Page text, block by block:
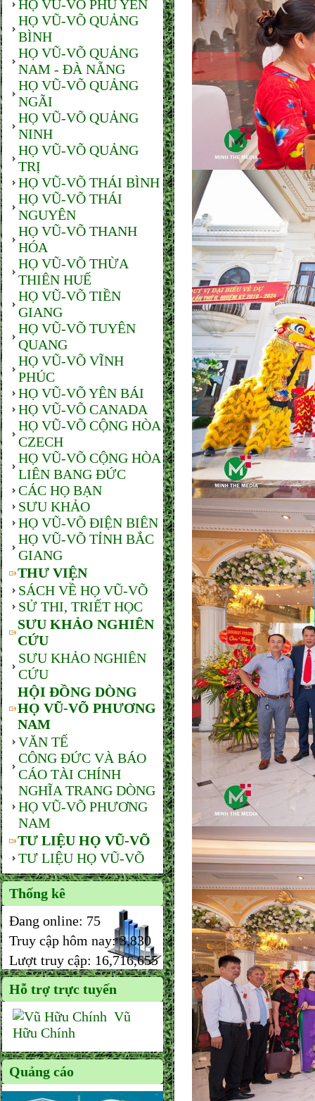
HỌ VŨ-VÕ PHÚ YÊN
HỌ VŨ-VÕ QUẢNG
BÌNH
HỌ VŨ-VÕ QUẢNG
NAM - ĐÀ NẴNG
HỌ VŨ-VÕ QUẢNG
NGÃI
HỌ VŨ-VÕ QUẢNG
NINH
HỌ VŨ-VÕ QUẢNG
TRỊ
HỌ VŨ-VÕ THÁI BÌNH
HỌ VŨ-VÕ THÁI
NGUYÊN
HỌ VŨ-VÕ THANH
HÓA
HỌ VŨ-VÕ THỪA
THIÊN HUẾ
HỌ VŨ-VÕ TIỀN
GIANG
HỌ VŨ-VÕ TUYÊN
QUANG
HỌ VŨ-VÕ VĨNH
PHÚC
HỌ VŨ-VÕ YÊN BÁI
HỌ VŨ-VÕ CANADA
HỌ VŨ-VÕ CỘNG HÒA
CZECH
HỌ VŨ-VÕ CỘNG HÒA
LIÊN BANG ĐỨC
CÁC HỌ BẠN
SƯU KHẢO
HỌ VŨ-VÕ ĐIỆN BIÊN
HỌ VŨ-VÕ TỈNH BẮC
GIANG
THƯ VIỆN
SÁCH VỀ HỌ VŨ-VÕ
SỬ THI, TRIẾT HỌC
SƯU KHẢO NGHIÊN
CỨU
SƯU KHẢO NGHIÊN
CỨU
HỘI ĐỒNG DÒNG
HỌ VŨ-VÕ PHƯƠNG
NAM
VĂN TẾ
CÔNG ĐỨC VÀ BÁO
CÁO TÀI CHÍNH
NGHĨA TRANG DÒNG
HỌ VŨ-VÕ PHƯƠNG
NAM
TƯ LIỆU HỌ VŨ-VÕ
TƯ LIỆU HỌ VŨ-VÕ
Thống kê
Đang online: 75
Truy cập hôm nay:3,830
Lượt truy cập: 16,716,655
Hỗ trợ trực tuyến
Vũ
Hữu Chính
Quảng cáo